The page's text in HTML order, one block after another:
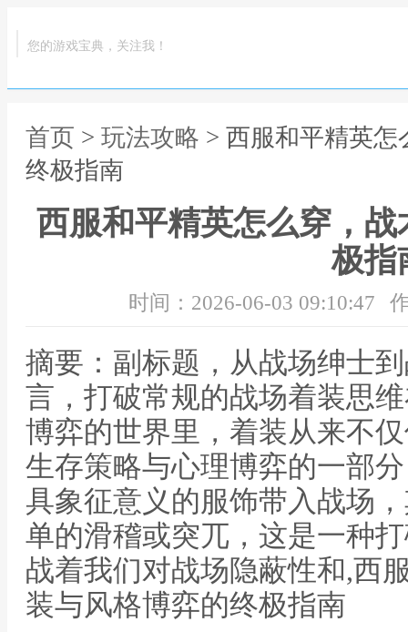
您的游戏宝典，关注我！
首页 > 玩法攻略 > 西服和平精英
终极指南
西服和平精英怎么穿，
极指
时间：2026-06-03 09:10:47
摘要：副标题，从战场绅士
言，打破常规的战场着装思
博弈的世界里，着装从来不
生存策略与心理博弈的一部
具象征意义的服饰带入战场
单的滑稽或突兀，这是一种
战着我们对战场隐蔽性和,西
装与风格博弈的终极指南